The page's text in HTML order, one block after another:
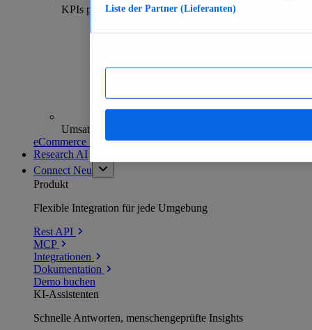
KPIs pro Shop
Umsatzanalysen und -prognosen
eCommerce Insights entdecken
Research AI
Connect Neu
Produkt
Flexible Integration für jede Umgebung
Rest API
MCP
Integrationen
Dokumentation
Demo buchen
KI-Assistenten
Schnelle Antworten, menschengeprüfte Insights
Liste der Partner (Lieferanten)